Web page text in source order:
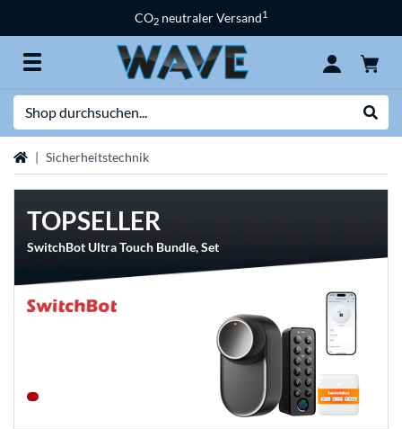
CO2 neutraler Versand1
StartseiteSicherheitstechnik
TOPSELLER
SwitchBot Ultra Touch Bundle, Set